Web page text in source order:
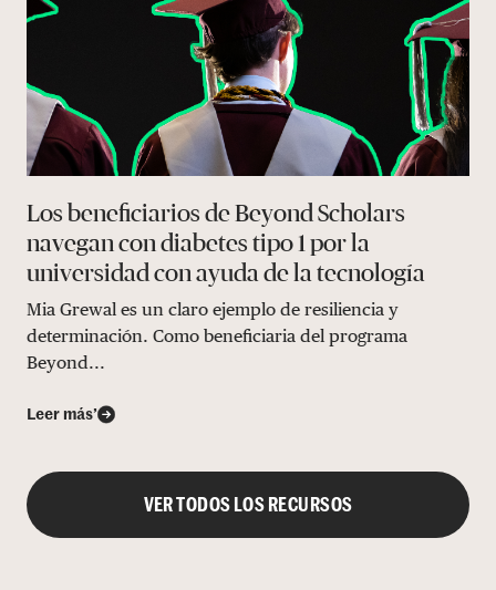
Los beneficiarios de Beyond Scholars
navegan con diabetes tipo 1 por la
universidad con ayuda de la tecnología
Mia Grewal es un claro ejemplo de resiliencia y
determinación. Como beneficiaria del programa
Beyond...
Leer más’
VER TODOS LOS RECURSOS